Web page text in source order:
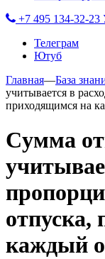
+7 495 134-32-23
Телеграм
Ютуб
Главная—База
учитывается в
приходящимся на
Cумма
отпуска,
каждый